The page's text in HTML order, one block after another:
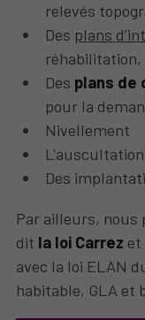
relevés
Des plans
réhabilitation,
Des plans de
pour la
Nivellement
Des
Par ailleurs,
dit la loi Carrez et
avec la loi ELAN
habitable, GLA et